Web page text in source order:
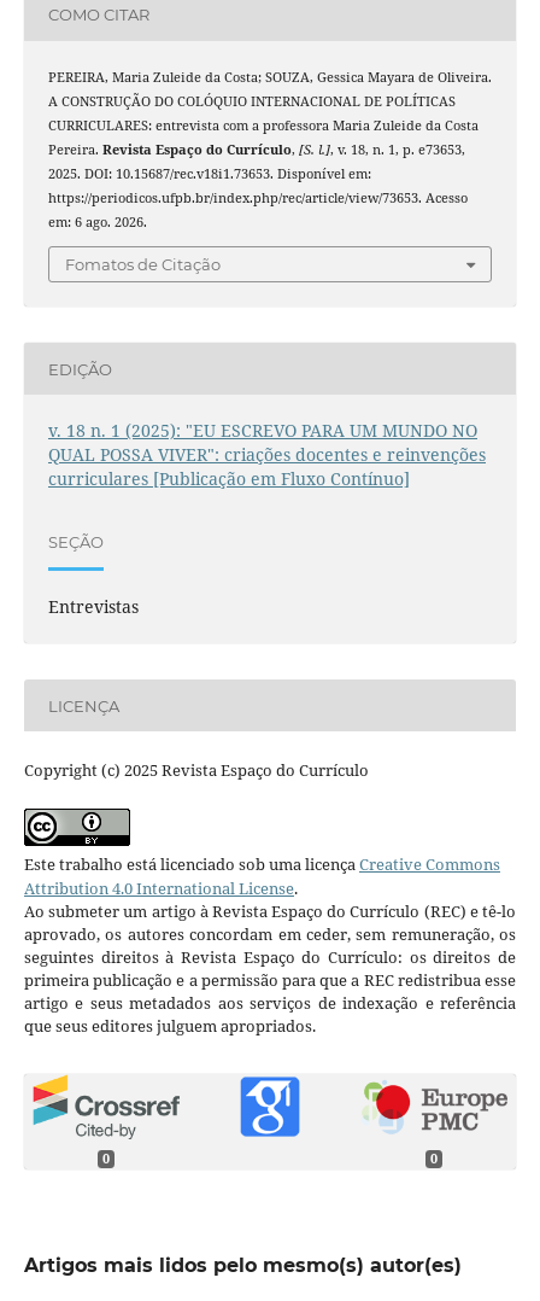
COMO CITAR
PEREIRA, Maria Zuleide da Costa; SOUZA, Gessica Mayara de Oliveira.
A CONSTRUÇÃO DO COLÓQUIO INTERNACIONAL DE POLÍTICAS
CURRICULARES: entrevista com a professora Maria Zuleide da Costa
Pereira. Revista Espaço do Currículo, [S. l.], v. 18, n. 1, p. e73653,
2025. DOI: 10.15687/rec.v18i1.73653. Disponível em:
https://periodicos.ufpb.br/index.php/rec/article/view/73653. Acesso
em: 6 ago. 2026.
Fomatos de Citação
EDIÇÃO
v. 18 n. 1 (2025): "EU ESCREVO PARA UM MUNDO NO
QUAL POSSA VIVER": criações docentes e reinvenções
curriculares [Publicação em Fluxo Contínuo]
SEÇÃO
Entrevistas
LICENÇA
Copyright (c) 2025 Revista Espaço do Currículo
Este trabalho está licenciado sob uma licençaCreative Commons
Attribution 4.0 International License.
Ao submeter um artigo à Revista Espaço do Currículo (REC) e tê-lo
aprovado, os autores concordam em ceder, sem remuneração, os
seguintes direitos à Revista Espaço do Currículo: os direitos de
primeira publicação e a permissão para que a REC redistribua esse
artigo e seus metadados aos serviços de indexação e referência
que seus editores julguem apropriados.
0 0
Artigos mais lidos pelo mesmo(s) autor(es)